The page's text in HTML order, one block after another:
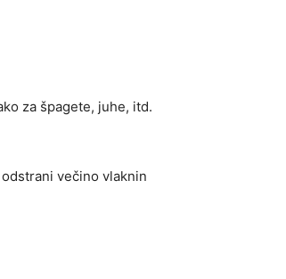
za špagete, juhe, itd.
večino vlaknin